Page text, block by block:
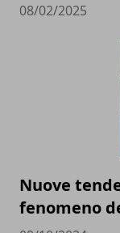
08/02/2025
Nuove
fenomeno